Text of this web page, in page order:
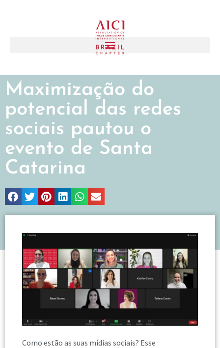
Maximização do
potencial das redes
sociais pautou o
evento de Santa
Catarina
Como estão as suas mídias sociais? Esse